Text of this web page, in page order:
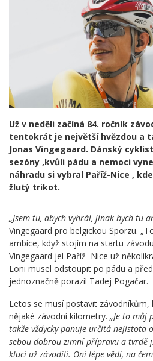
Už v neděli začíná 84. ročník
tentokrát je největší hvězdou a
Jonas Vingegaard. Dánský
sezóny ,kvůli pádu a nemoci
náhradu si vybral Paříž-Nice ,
žlutý trikot.
„Jsem tu, abych vyhrál, jinak bych tu
Vingegaard pro belgickou Sporzu.
ambice, když stojím na startu
Vingegaard jel Paříž–Nice už
Loni musel odstoupit po pádu a
jednoznačně porazil Tadej Pogačar.
Letos se musí postavit závodníkům,
nějaké závodní kilometry. „Je to můj
takže vždycky panuje určitá nejistota
sebou dobrou zimní přípravu a tvrdě
kluci už závodili. Oni lépe vědí, na